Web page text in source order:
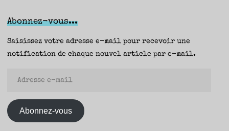
Abonnez-vous...
Saisissez votre adresse e-mail pour recevoir une
notification de chaque nouvel article par e-mail.
mail
Abonnez-vous